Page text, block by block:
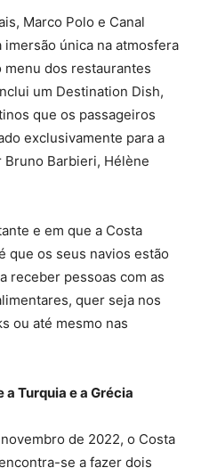
Marco Polo e Canal
única na atmosfera
menu dos restaurantes
um Destination Dish,
que os passageiros
exclusivamente para a
Barbieri, Hélène
e em que a Costa
que os seus navios estão
receber pessoas com as
quer seja nos
ou até mesmo nas
Turquia e a Grécia
de 2022, o Costa
se a fazer dois